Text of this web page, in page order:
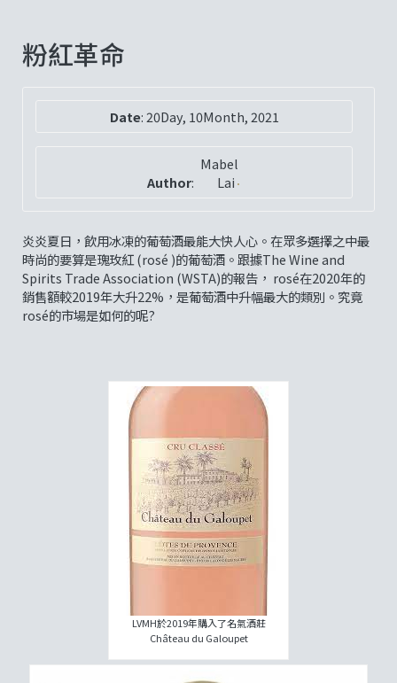
粉紅革命
Date:20Day, 10Month, 2021
Author:
Mabel
Lai
炎炎夏日，飲用冰凍的葡萄酒最能大快人心。在眾多選擇之中最
時尚的要算是瑰玫紅 (rosé )的葡萄酒。跟據The Wine and
Spirits Trade Association (WSTA)的報告， rosé在2020年的
銷售額較2019年大升22%，是葡萄酒中升幅最大的類別。究竟
rosé的市場是如何的呢?
LVMH於2019年購入了名氣酒莊
Château du Galoupet